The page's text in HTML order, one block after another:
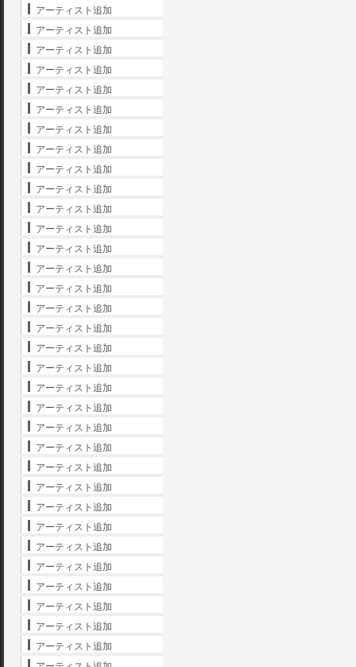
アーティスト追加
アーティスト追加
アーティスト追加
アーティスト追加
アーティスト追加
アーティスト追加
アーティスト追加
アーティスト追加
アーティスト追加
アーティスト追加
アーティスト追加
アーティスト追加
アーティスト追加
アーティスト追加
アーティスト追加
アーティスト追加
アーティスト追加
アーティスト追加
アーティスト追加
アーティスト追加
アーティスト追加
アーティスト追加
アーティスト追加
アーティスト追加
アーティスト追加
アーティスト追加
アーティスト追加
アーティスト追加
アーティスト追加
アーティスト追加
アーティスト追加
アーティスト追加
アーティスト追加